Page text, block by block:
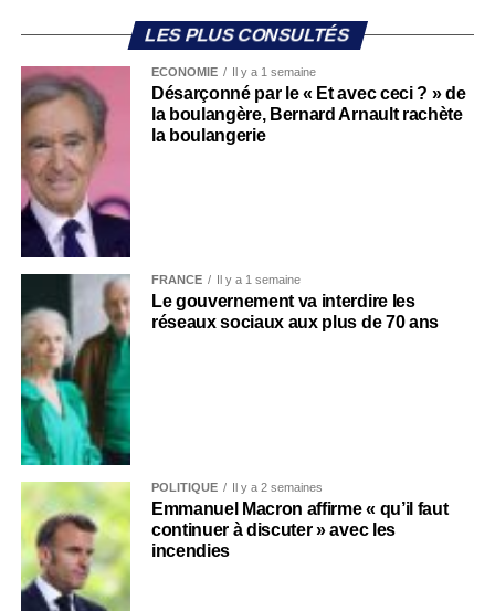
LES PLUS CONSULTÉS
ECONOMIE Il y a 1 semaine
Désarçonné par le « Et avec ceci ? » de
la boulangère, Bernard Arnault rachète
la boulangerie
FRANCE Il y a 1 semaine
Le gouvernement va interdire les
réseaux sociaux aux plus de 70 ans
POLITIQUE Il y a 2 semaines
Emmanuel Macron affirme « qu’il faut
continuer à discuter » avec les
incendies